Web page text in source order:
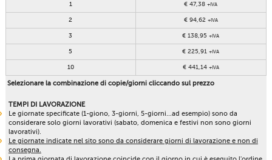
1 € 47,38+IVA
2 € 94,62 +IVA
3 € 138,95+IVA
5 € 225,91+IVA
10 € 441,14 +IVA
Selezionare la combinazione di copie/giorni cliccando sul prezzo
TEMPI DI LAVORAZIONE
Le giornate specificate (1-giono, 3-giorni, 5-giorni...ad esempio) sono da
considerare solo giorni lavorativi (sabato, domenica e festivi non sono giorni
lavorativi).
Le giornate indicate nel sito sono da considerare giorni di lavorazione e non di
consegna.